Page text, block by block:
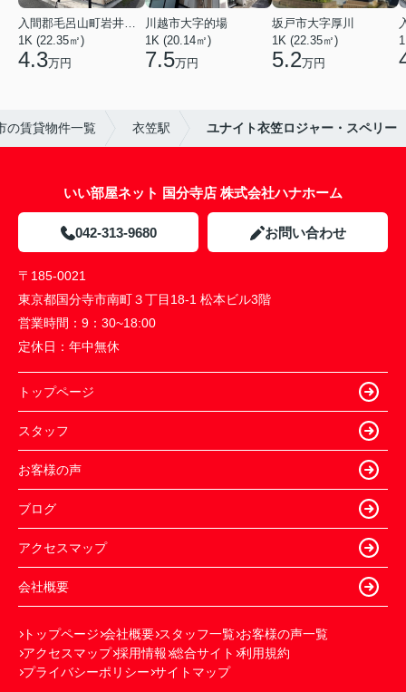
入間郡毛呂山町岩井西１丁目
1K (22.35㎡)
4.3万円
川越市大字的場
1K (20.14㎡)
7.5万円
坂戸市大字厚川
1K (22.35㎡)
5.2万円
の賃貸物件一覧 衣笠駅 ユナイト衣笠ロジャー・スペリー
いい部屋ネット 国分寺店 株式会社ハナホーム
042-313-9680 お問い合わせ
〒185-0021
東京都国分寺市南町３丁目18-1 松本ビル3階
営業時間： 9：30~18:00
定休日： 年中無休
トップページ
スタッフ
お客様の声
ブログ
アクセスマップ
会社概要
トップページ 会社概要 スタッフ一覧 お客様の声一覧
アクセスマップ 採用情報 総合サイト 利用規約
プライバシーポリシー サイトマップ